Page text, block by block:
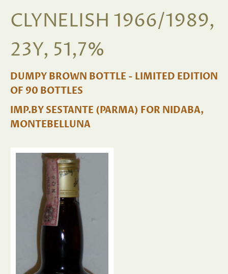
CLYNELISH 1966/1989,
23Y, 51,7%
DUMPY BROWN BOTTLE - LIMITED EDITION
OF 90 BOTTLES
IMP.BY SESTANTE (PARMA) FOR NIDABA,
MONTEBELLUNA